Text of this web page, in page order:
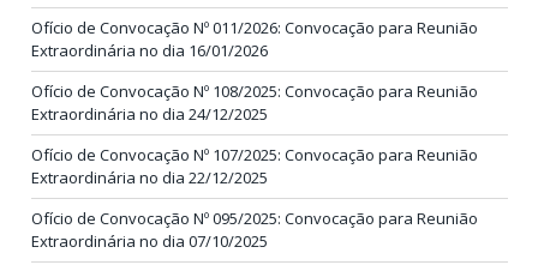
Ofício de Convocação Nº 011/2026: Convocação para Reunião
Extraordinária no dia 16/01/2026
Ofício de Convocação Nº 108/2025: Convocação para Reunião
Extraordinária no dia 24/12/2025
Ofício de Convocação Nº 107/2025: Convocação para Reunião
Extraordinária no dia 22/12/2025
Ofício de Convocação Nº 095/2025: Convocação para Reunião
Extraordinária no dia 07/10/2025